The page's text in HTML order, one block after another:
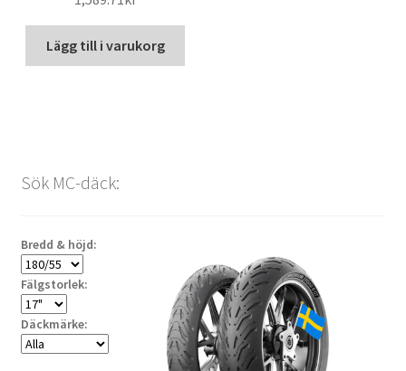
Lägg till i varukorg
Sök MC-däck:
Bredd & höjd:
Fälgstorlek:
Däckmärke: